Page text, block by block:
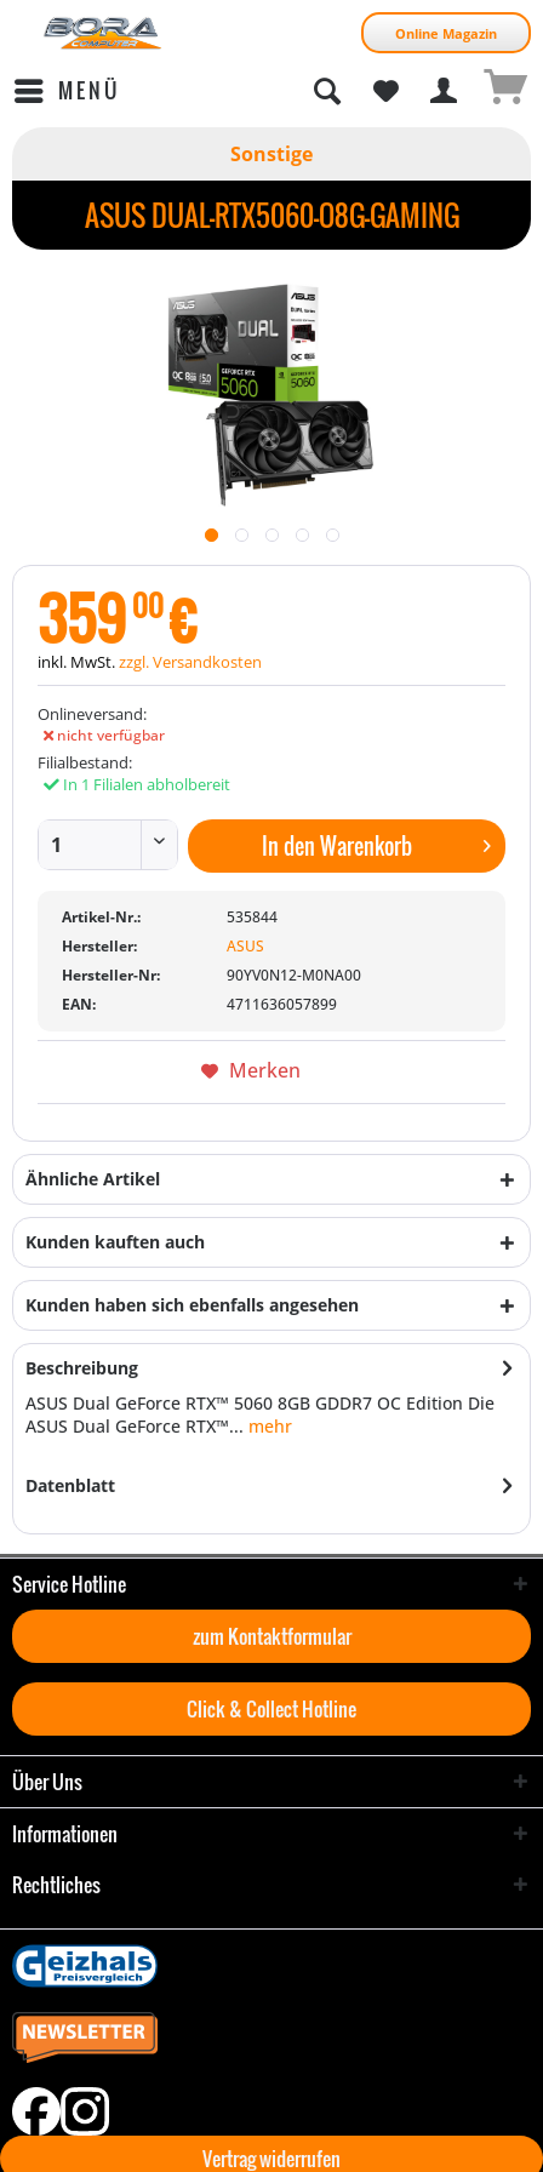
Online Magazin
MENÜ
Sonstige
ASUS DUAL-RTX5060-O8G-GAMING
35900€
inkl. MwSt.zzgl. Versandkosten
Onlineversand:
nicht verfügbar
Filialbestand:
In 1 Filialen abholbereit
In denWarenkorb
Artikel-Nr.:
535844
Hersteller:
ASUS
Hersteller-Nr:
90YV0N12-M0NA00
EAN:
4711636057899
Merken
Ähnliche Artikel
Kunden kauften auch
Kunden haben sich ebenfalls angesehen
Beschreibung
ASUS Dual GeForce RTX™ 5060 8GB GDDR7 OC Edition Die
ASUS Dual GeForce RTX™... mehr
Datenblatt
Service Hotline
zum Kontaktformular
Click & Collect Hotline
Über Uns
Informationen
Rechtliches
Vertrag widerrufen